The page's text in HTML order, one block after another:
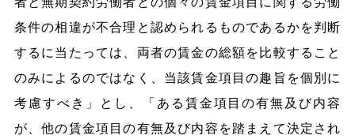
条件の相違が不合理と認められるものであるかを判断
するに当たっては、両者の賃金の総額を比較すること
のみによるのではなく、当該賃金項目の趣旨を個別に
考慮すべき」とし、「ある賃金項目の有無及び内容
が、他の賃金項目の有無及び内容を踏まえて決定され